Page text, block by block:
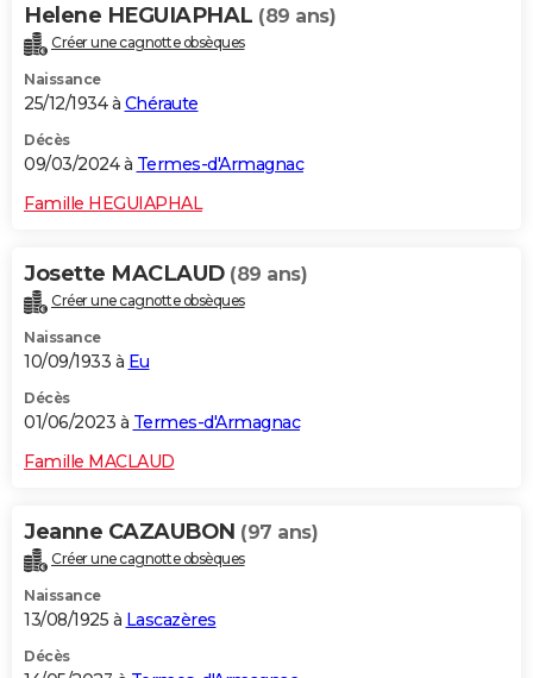
Helene HEGUIAPHAL (89 ans)
Créer une cagnotte obsèques
Naissance
25/12/1934 à Chéraute
Décès
09/03/2024 à Termes-d'Armagnac
Famille HEGUIAPHAL
Josette MACLAUD (89 ans)
Créer une cagnotte obsèques
Naissance
10/09/1933 à Eu
Décès
01/06/2023 à Termes-d'Armagnac
Famille MACLAUD
Jeanne CAZAUBON (97 ans)
Créer une cagnotte obsèques
Naissance
13/08/1925 à Lascazères
Décès